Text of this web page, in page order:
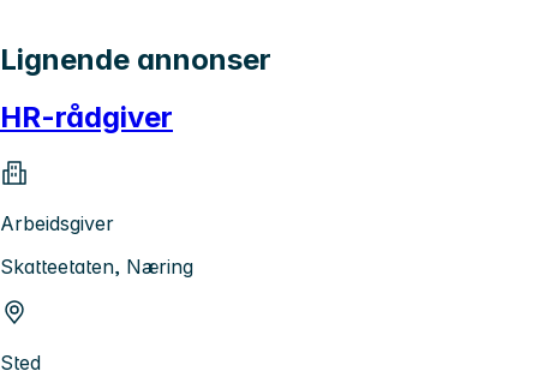
Lignende annonser
HR-rådgiver
Arbeidsgiver
Skatteetaten, Næring
Sted